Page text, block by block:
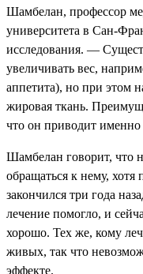
Шамбелан, профессор
университета в Сан-
исследования. —
увеличивать вес,
аппетита), но при этом
жировая ткань.
что он приводит
Шамбелан говорит, что
обращаться к нему,
закончился три года
лечение помогло, и
хорошо. Тех же, кому
живых, так что
эффекте.